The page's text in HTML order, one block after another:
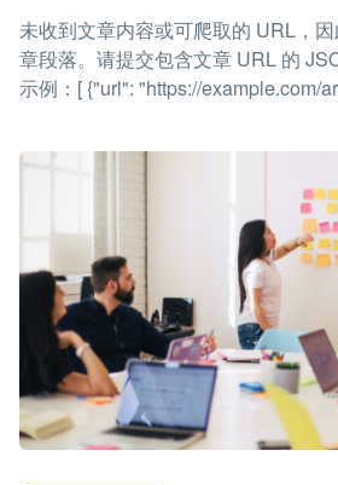
未收到文章内容或可爬取的 URL，
章段落。请提交包含文章 URL 的
示例：[ {"url": "https://example.com/